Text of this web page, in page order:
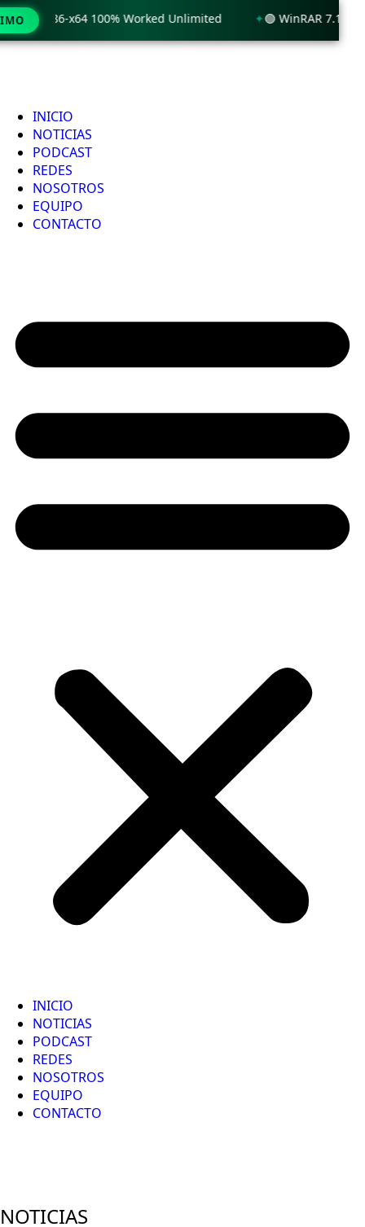
INICIO
NOTICIAS
PODCAST
REDES
NOSOTROS
EQUIPO
CONTACTO
INICIO
NOTICIAS
PODCAST
REDES
NOSOTROS
EQUIPO
CONTACTO
NOTICIAS
x64 100% Worked Unlimited 🟢 WinRAR 7.11